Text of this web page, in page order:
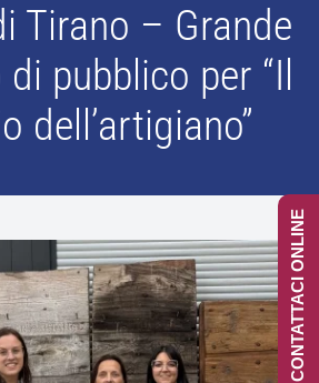
Tirano – Grande
pubblico per “Il
dell’artigiano”
CONTATTACI ONLINE